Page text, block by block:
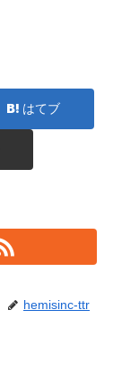
はてブ
hemisinc-ttr